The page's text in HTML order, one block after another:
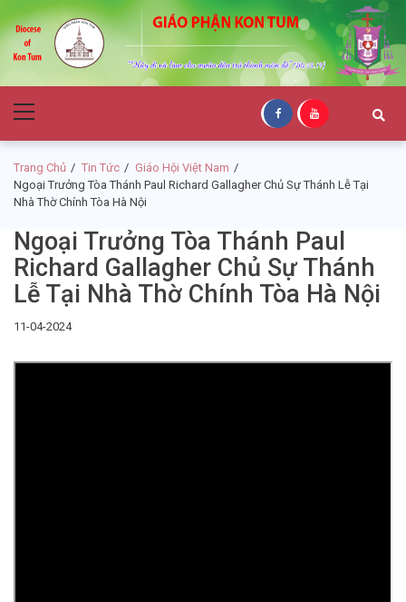
to
navigation
to
content
Giáo Phận Kon
Tum
Menu
Trang Chủ Tin Tức
Giáo Hội Việt Nam
Ngoại Trưởng Tòa Thánh Paul Richard Gallagher Chủ Sự Thánh Lễ Tại
Nhà Thờ Chính Tòa Hà Nội
Ngoại Trưởng Tòa Thánh Paul
Richard Gallagher Chủ Sự Thánh
Lễ Tại Nhà Thờ Chính Tòa Hà Nội
11-04-2024